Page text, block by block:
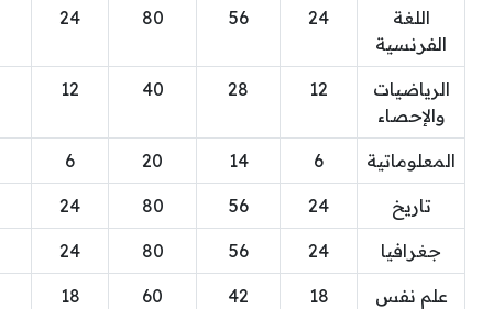
اللغة
الفرنسية
24
56
80
24
الرياضيات
والإحصاء
12
28
40
12
المعلوماتية 6
14
20
6
تاريخ 24
56
80
24
جغرافيا 24
56
80
24
علم نفس 18
42
60
18